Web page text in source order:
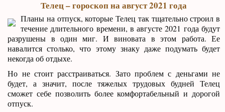
Телец – гороскоп на август 2021 года
Планы на отпуск, которые Телец так тщательно строил в
течение длительного времени, в августе 2021 года будут
разрушены в один миг. И виновата в этом работа. Ее
навалится столько, что этому знаку даже подумать будет
некогда об отдыхе.
Но не стоит расстраиваться. Зато проблем с деньгами не
будет, а значит, после тяжелых трудовых будней Телец
сможет себе позволить более комфортабельный и дорогой
отпуск.